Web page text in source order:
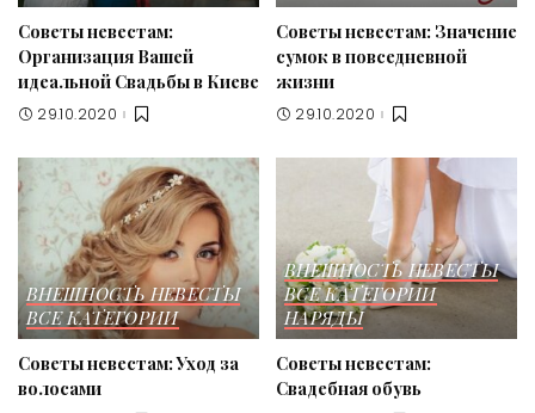
Советы невестам:
Организация Вашей
идеальной Свадьбы в Киеве
29.10.2020
Советы невестам: Значение
сумок в повседневной
жизни
29.10.2020
ВНЕШНОСТЬ НЕВЕСТЫ
ВСЕ КАТЕГОРИИ
Советы невестам: Уход за
волосами
ВНЕШНОСТЬ НЕВЕСТЫ
ВСЕ КАТЕГОРИИ
НАРЯДЫ
Советы невестам:
Свадебная обувь